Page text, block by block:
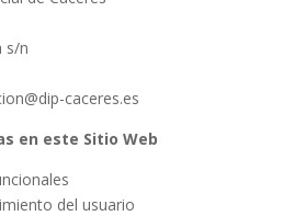
s/n
caceres.es
en este Sitio Web
del usuario